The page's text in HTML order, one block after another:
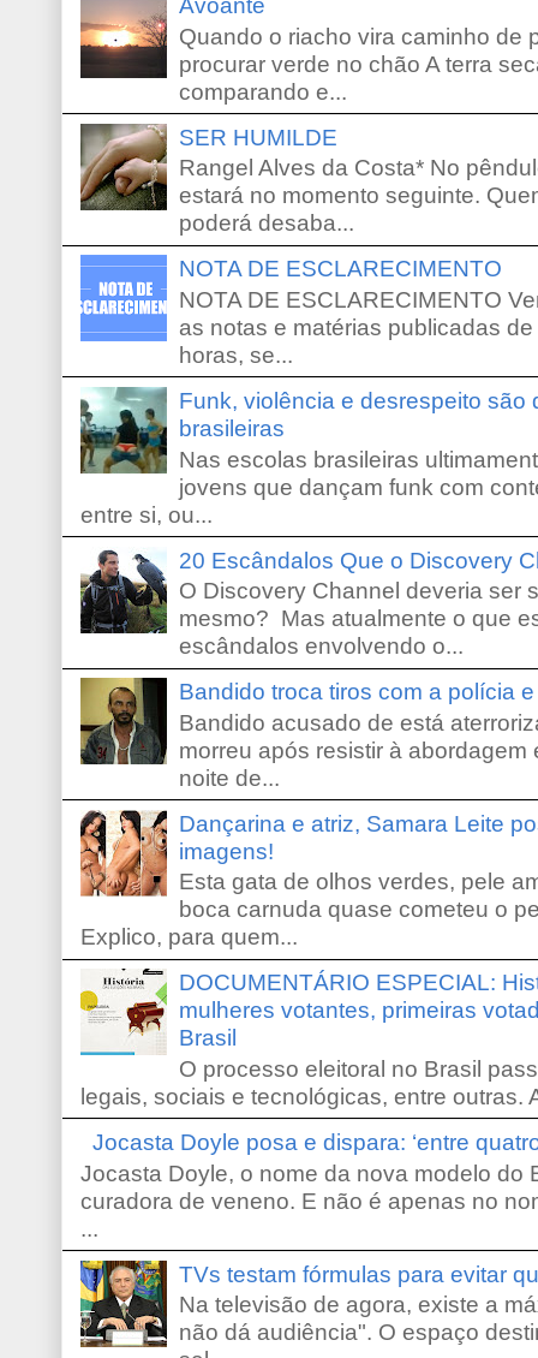
Avoante
Quando o riacho vira caminho de
procurar verde no chão A terra
comparando e...
SER HUMILDE
Rangel Alves da Costa* No
estará no momento seguinte.
poderá desaba...
NOTA DE ESCLARECIMENTO
NOTA DE ESCLARECIMENTO
as notas e matérias publicadas
horas, se...
Funk, violência e desrespeito são
brasileiras
Nas escolas brasileiras
jovens que dançam funk com
entre si, ou...
20 Escândalos Que o Discovery
O Discovery Channel deveria ser
mesmo? Mas atualmente o que
escândalos envolvendo o...
Bandido troca tiros com a polícia
Bandido acusado de está
morreu após resistir à
noite de...
Dançarina e atriz, Samara Leite
imagens!
Esta gata de olhos verdes, pele
boca carnuda quase cometeu o
Explico, para quem...
DOCUMENTÁRIO ESPECIAL:
mulheres votantes, primeiras
Brasil
O processo eleitoral no Brasil
legais, sociais e tecnológicas, entre outras.
Jocasta Doyle posa e dispara: ‘entre
Jocasta Doyle, o nome da nova modelo do
curadora de veneno. E não é apenas no
...
TVs testam fórmulas para evitar
Na televisão de agora, existe a
não dá audiência". O espaço